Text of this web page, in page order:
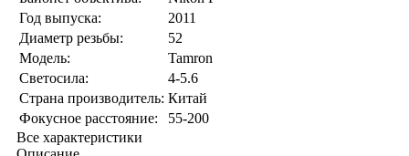
Год выпуска:
2011
Диаметр резьбы:
52
Модель:
Tamron
Светосила:
4-5.6
Страна производитель: Китай
Фокусное расстояние:
55-200
Все характеристики